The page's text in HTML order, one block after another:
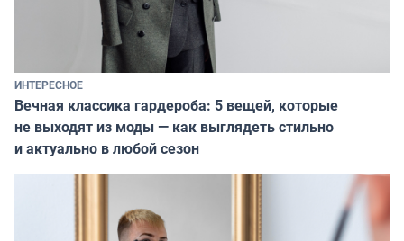
ИНТЕРЕСНОЕ
Вечная классика гардероба: 5 вещей, которые
не выходят из моды — как выглядеть стильно
и актуально в любой сезон